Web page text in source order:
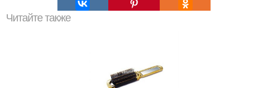
Читайте также